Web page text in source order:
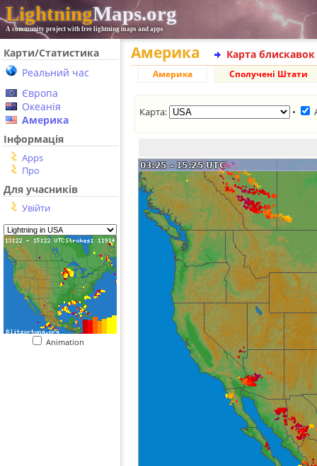
LightningMaps.org
A community project with free lightning maps and apps
Карти/Статистика
Реальний час
Європа
Океанія
Америка
Інформація
Apps
Про
Для учасників
Увійти
Animation
Америка Карта
Америка Сполучені Штати
Карта: •